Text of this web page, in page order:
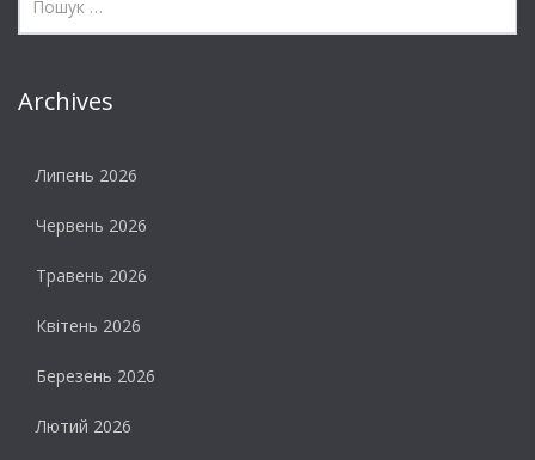
Archives
Липень 2026
Червень 2026
Травень 2026
Квітень 2026
Березень 2026
Лютий 2026